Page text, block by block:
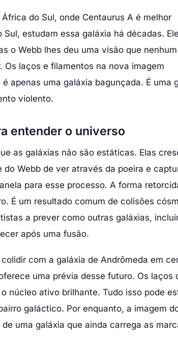
do Sul, onde Centaurus A é melhor
estudam essa galáxia há décadas.
o Webb lhes deu uma visão que nenhum
laços e filamentos na nova imagem
apenas uma galáxia bagunçada. É uma
violento.
entender o universo
as galáxias não são estáticas. Elas
Webb de ver através da poeira e
para esse processo. A forma
É um resultado comum de colisões
a prever como outras galáxias,
após uma fusão.
com a galáxia de Andrômeda em
uma prévia desse futuro. Os laços
núcleo ativo brilhante. Tudo isso pode
galáctico. Por enquanto, a imagem
uma galáxia que ainda carrega as